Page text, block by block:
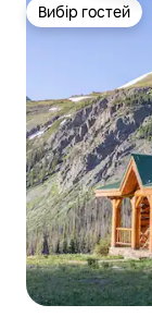
Вибір гостей
Вибір гостей